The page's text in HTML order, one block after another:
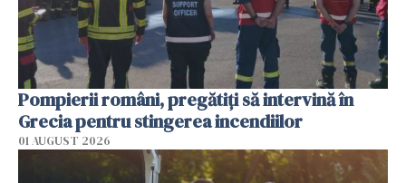
Pompierii români, pregătiţi să intervină în
Grecia pentru stingerea incendiilor
01 AUGUST 2026